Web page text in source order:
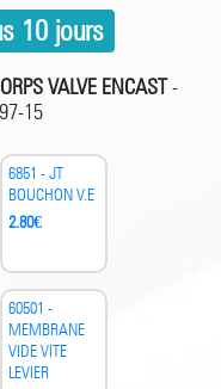
10 jours
VALVE ENCAST-
15
6851 - JT
BOUCHON V.E
2.80€
60501 -
MEMBRANE
VIDE VITE
LEVIER